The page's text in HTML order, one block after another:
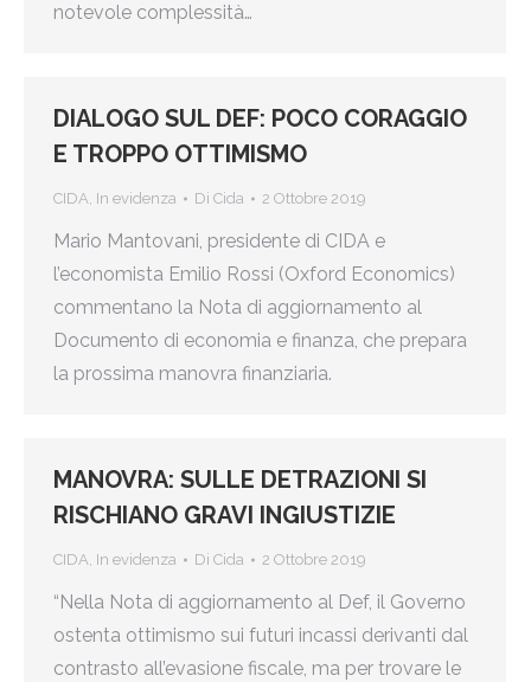
notevole complessità…
DIALOGO SUL DEF: POCO CORAGGIO
E TROPPO OTTIMISMO
CIDA, In evidenza Di Cida 2 Ottobre 2019
Mario Mantovani, presidente di CIDA e
l’economista Emilio Rossi (Oxford Economics)
commentano la Nota di aggiornamento al
Documento di economia e finanza, che prepara
la prossima manovra finanziaria.
MANOVRA: SULLE DETRAZIONI SI
RISCHIANO GRAVI INGIUSTIZIE
CIDA, In evidenza Di Cida 2 Ottobre 2019
“Nella Nota di aggiornamento al Def, il Governo
ostenta ottimismo sui futuri incassi derivanti dal
contrasto all’evasione fiscale, ma per trovare le